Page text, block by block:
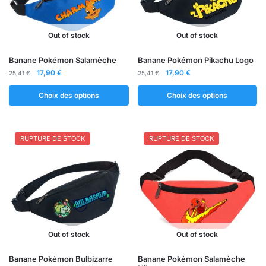
la
page
Out of stock
Banane Pokémon Salamèche
25,41€
Le
initial
était :
17,90 €Le
actuel
est :
Choix des options
Ce
produit
a
plusieurs
Les
options
choisies
sur
produit
Out of stock
Banane Pokémon Pikachu Logo
25,41€
Le
initial
était :
17,90 €Le
actuel
est :
Choix des options
Ce
produit
a
plusieurs
Les
options
peuvent
être
choisies
sur
produit
RUPTURE DE STOCK
Out of stock
Banane Pokémon Bulbizarre
RUPTURE DE STOCK
Out of stock
Banane Pokémon Salamèche